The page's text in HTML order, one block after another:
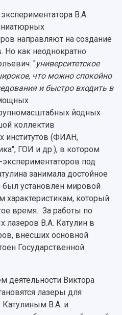
В.А.
направляют на создание
как неоднократно
"университетское
что можно спокойно
и быстро входить в
йодных
коллектив
институтов (ФИАН,
ГОИ и др.), в котором
под
занимала достойное
установлен мировой
характеристикам, который
время. За работы по
В.А. Катулин в
внесших основной
Государственной
Виктора
лазеры для
Катулиным В.А. и